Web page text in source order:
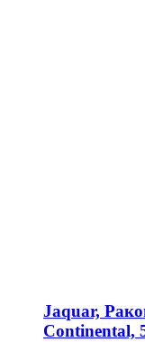
Jaquar,
Continental,